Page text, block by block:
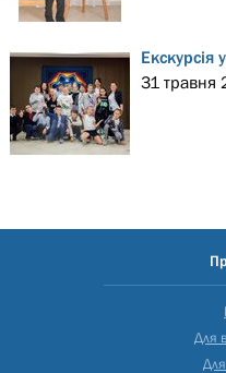
Екскурсія
31 травня
Для